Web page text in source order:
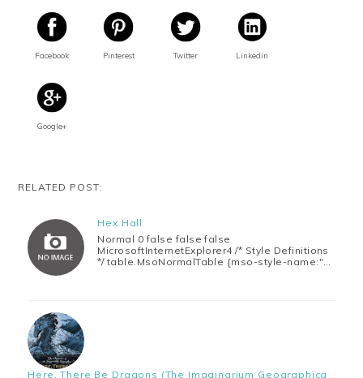
Facebook Pinterest Twitter Linkedin
Google+
RELATED POST:
Hex Hall
Normal 0 false false false
MicrosoftInternetExplorer4 /* Style Definitions
*/ table.MsoNormalTable {mso-style-name:"…
Here, There Be Dragons (The Imaginarium Geographica